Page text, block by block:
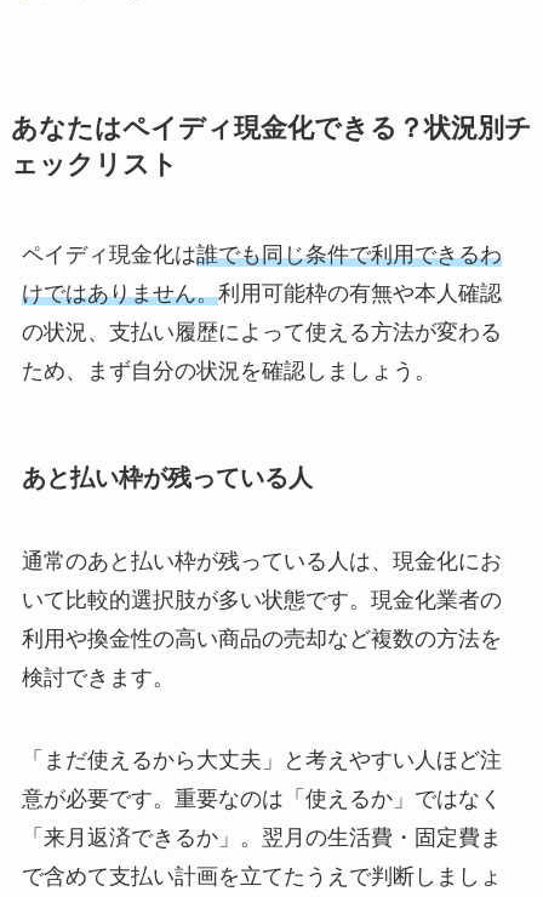
あなたはペイディ現金化できる？状況別チ
ェックリスト
ペイディ現金化は誰でも同じ条件で利用できるわ
けではありません。利用可能枠の有無や本人確認
の状況、支払い履歴によって使える方法が変わる
ため、まず自分の状況を確認しましょう。
あと払い枠が残っている人
通常のあと払い枠が残っている人は、現金化にお
いて比較的選択肢が多い状態です。現金化業者の
利用や換金性の高い商品の売却など複数の方法を
検討できます。
「まだ使えるから大丈夫」と考えやすい人ほど注
意が必要です。重要なのは「使えるか」ではなく
「来月返済できるか」。翌月の生活費・固定費ま
で含めて支払い計画を立てたうえで判断しましょ